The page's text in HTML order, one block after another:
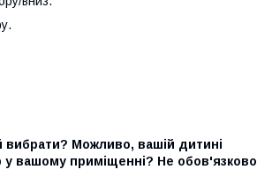
вибрати? Можливо, вашій дитині
вашому приміщенні? Не обов'язково